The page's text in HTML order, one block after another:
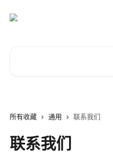
所有收藏 通用 联系我们
联系我们